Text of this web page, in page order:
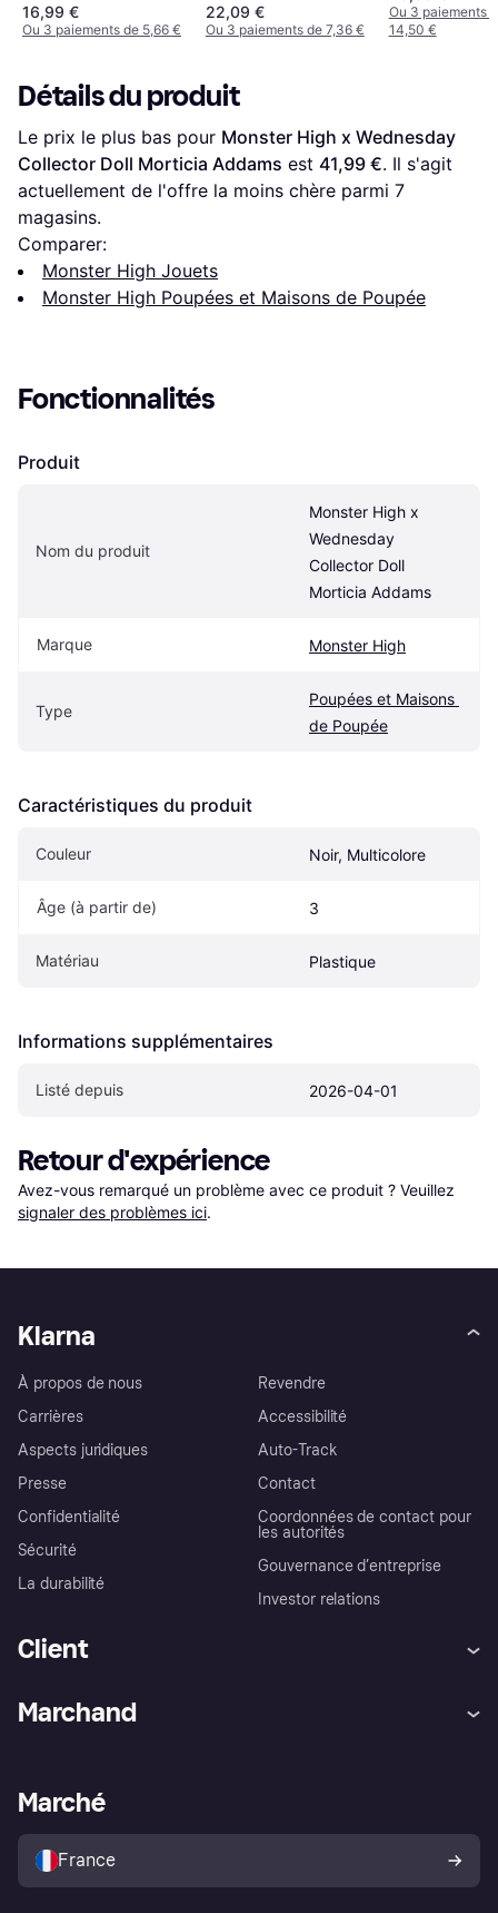
16,99 €
Ou 3 paiements de 5,66 €
Doll
22,09 €
Ou 3 paiements de 7,36 €
Ou 3 paiements
14,50 €
Détails du produit
Le prix le plus bas pour Monster High x Wednesday
Collector Doll Morticia Addams est 41,99 €. Il s'agit
actuellement de l'offre la moins chère parmi 7
magasins.
Comparer:
Monster High Jouets
Monster High Poupées et Maisons de Poupée
Fonctionnalités
Produit
Nom du produit
Monster High x
Wednesday
Collector Doll
Morticia Addams
Marque Monster High
Type
Poupées et Maisons
de Poupée
Caractéristiques du produit
Couleur Noir, Multicolore
Âge (à partir de) 3
Matériau Plastique
Informations supplémentaires
Listé depuis 2026-04-01
Retour d'expérience
Avez-vous remarqué un problème avec ce produit ? Veuillez
signaler des problèmes ici.
Klarna
À propos de nous
Carrières
Aspects juridiques
Presse
Confidentialité
Sécurité
La durabilité
Revendre
Accessibilité
Auto-Track
Contact
Coordonnées de contact pour
les autorités
Gouvernance d’entreprise
Investor relations
Client
Explorez les magasins
Politique de protection de
l’acheteur Klarna
Marchand
Portail Marchand
Marché
France